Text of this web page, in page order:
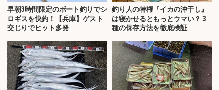
早朝3時間限定のボート釣りでシ
ロギスを快釣！【兵庫】ゲスト
交じりでヒット多発
釣り人の特権『イカの沖干し』
は寝かせるともっとウマい？ 3
種の保存方法を徹底検証